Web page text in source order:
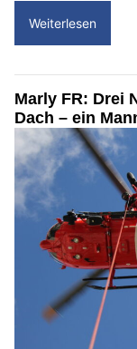
Weiterlesen
Marly FR: Drei
Dach – ein